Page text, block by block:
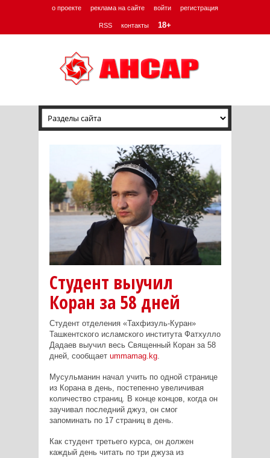
о проекте реклама на сайте войти регистрация
RSS контакты 18+
Студент выучил
Коран за 58 дней
Студент отделения «Тахфизуль-Куран»
Ташкентского исламского института Фатхулло
Дадаев выучил весь Священный Коран за 58
дней, сообщает ummamag.kg.
Мусульманин начал учить по одной странице
из Корана в день, постепенно увеличивая
количество страниц. В конце концов, когда он
заучивал последний джуз, он смог
запоминать по 17 страниц в день.
Как студент третьего курса, он должен
каждый день читать по три джуза из